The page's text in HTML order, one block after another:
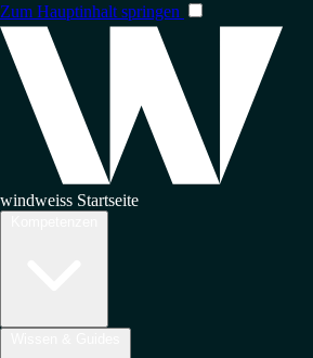
Zum Hauptinhalt springen
windweiss Startseite